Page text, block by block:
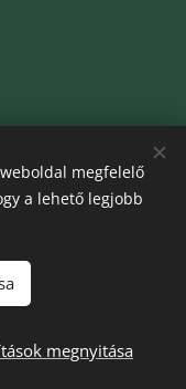
megfelelő
a lehető legjobb
megnyitása